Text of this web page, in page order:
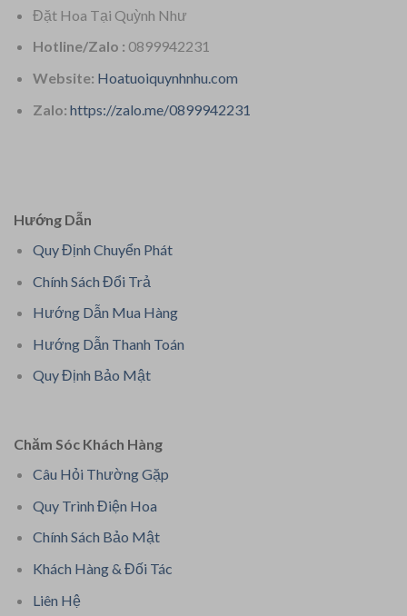
Đặt Hoa Tại Quỳnh Như
Hotline/Zalo : 0899942231
Website: Hoatuoiquynhnhu.com
Zalo: https://zalo.me/0899942231
Hướng Dẫn
Quy Định Chuyển Phát
Chính Sách Đổi Trả
Hướng Dẫn Mua Hàng
Hướng Dẫn Thanh Toán
Quy Định Bảo Mật
Chăm Sóc Khách Hàng
Câu Hỏi Thường Gặp
Quy Trình Điện Hoa
Chính Sách Bảo Mật
Khách Hàng & Đối Tác
Liên Hệ